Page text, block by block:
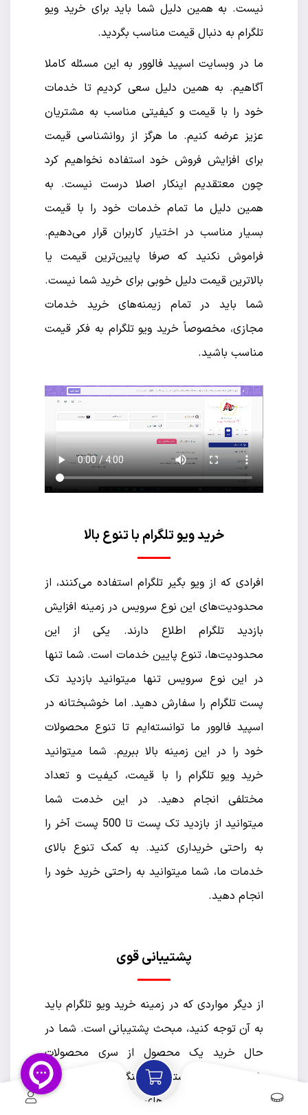
نیست. به همین دلیل شما باید برای خرید ویو
تلگرام به دنبال قیمت مناسب بگردید.
ما در وبسایت اسپید فالوور به این مسئله کاملا
آگاهیم. به همین دلیل سعی کردیم تا خدمات
خود را با قیمت و کیفیتی مناسب به مشتریان
عزیز عرضه کنیم. ما هرگز از روانشناسی قیمت
برای افزایش فروش خود استفاده نخواهیم کرد
چون معتقدیم اینکار اصلا درست نیست. به
همین دلیل ما تمام خدمات خود را با قیمت
بسیار مناسب در اختیار کاربران قرار می‌دهیم.
فراموش نکنید که صرفا پایین‌ترین قیمت یا
بالاترین قیمت دلیل خوبی برای خرید شما نیست.
شما باید در تمام زیمنه‌های خرید خدمات
مجازی، مخصوصاً خرید ویو تلگرام به فکر قیمت
مناسب باشید.
خرید ویو تلگرام با تنوع بالا
افرادی که از ویو بگیر تلگرام استفاده می‌کنند، از
محدودیت‌های این نوع سرویس در زمینه افزایش
بازدید تلگرام اطلاع دارند. یکی از این
محدودیت‌ها، تنوع پایین خدمات است. شما تنها
در این نوع سرویس تنها میتوانید بازدید تک
پست تلگرام را سفارش دهید. اما خوشبختانه در
اسپید فالوور ما توانسته‌ایم تا تنوع محصولات
خود را در این زمینه بالا ببریم. شما میتوانید
خرید ویو تلگرام را با قیمت، کیفیت و تعداد
مختلفی انجام دهید. در این خدمت شما
میتوانید از بازدید تک پست تا 500 پست آخر را
به راحتی خریداری کنید. به کمک تنوع بالای
خدمات ما، شما میتوانید به راحتی خرید خود را
انجام دهید.
پشتیبانی قوی
از دیگر مواردی که در زمینه خرید ویو تلگرام باید
به آن توجه کنید، مبحث پشتیبانی است. شما در
حال خرید یک محصول از سری محصولات
خدمات مجازی هستید. در هنگام خرید احتمالا با
مشکلات و پیچیدگی‌های مختلفی رو به رو